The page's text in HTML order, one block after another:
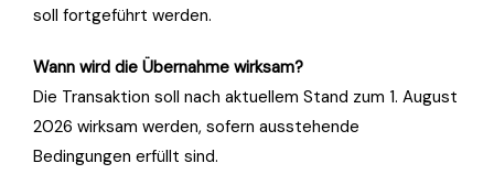
soll fortgeführt werden.
Wann wird die Übernahme wirksam?
Die Transaktion soll nach aktuellem Stand zum 1. August
2026 wirksam werden, sofern ausstehende
Bedingungen erfüllt sind.